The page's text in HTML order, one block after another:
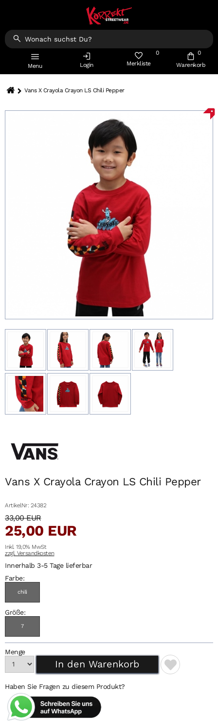
Menu Login Merkliste
0
Warenkorb
0
Vans X Crayola Crayon LS Chili Pepper
Vans X Crayola Crayon LS Chili Pepper
ArtikelNr: 24382
33,00 EUR
25,00 EUR
Inkl. 19,0% MwSt
zzgl. Versandkosten
Innerhalb 3-5 Tage lieferbar
Farbe:
chili
Größe:
7
Menge
Haben Sie Fragen zu diesem Produkt?